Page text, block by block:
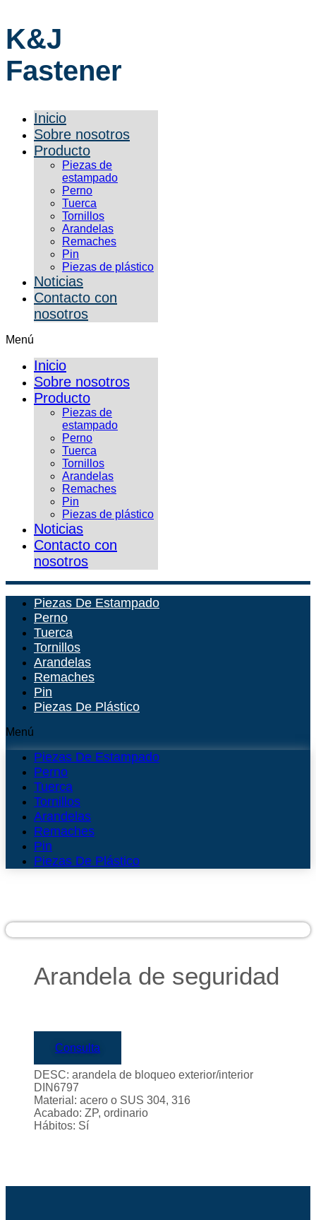
K&J
Fastener
Inicio
Sobre nosotros
Producto
Piezas de
estampado
Perno
Tuerca
Tornillos
Arandelas
Remaches
Pin
Piezas de plástico
Noticias
Contacto con
nosotros
Menú
Inicio
Sobre nosotros
Producto
Piezas de
estampado
Perno
Tuerca
Tornillos
Arandelas
Remaches
Pin
Piezas de plástico
Noticias
Contacto con
nosotros
Piezas De Estampado
Perno
Tuerca
Tornillos
Arandelas
Remaches
Pin
Piezas De Plástico
Menú
Piezas De Estampado
Perno
Tuerca
Tornillos
Arandelas
Remaches
Pin
Piezas De Plástico
Arandela de seguridad
Consulta
DESC: arandela de bloqueo exterior/interior
DIN6797
Material: acero o SUS 304, 316
Acabado: ZP, ordinario
Hábitos: Sí